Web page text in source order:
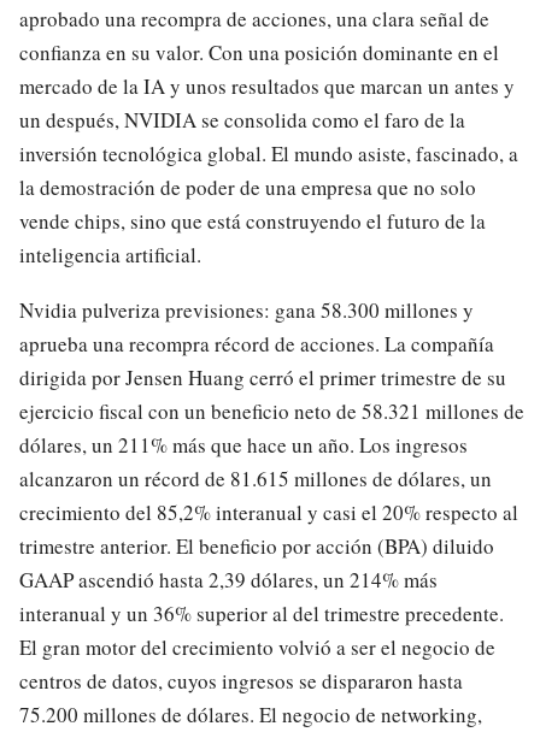
aprobado una recompra de acciones, una clara señal de
confianza en su valor. Con una posición dominante en el
mercado de la IA y unos resultados que marcan un antes y
un después, NVIDIA se consolida como el faro de la
inversión tecnológica global. El mundo asiste, fascinado, a
la demostración de poder de una empresa que no solo
vende chips, sino que está construyendo el futuro de la
inteligencia artificial.
Nvidia pulveriza previsiones: gana 58.300 millones y
aprueba una recompra récord de acciones. La compañía
dirigida por Jensen Huang cerró el primer trimestre de su
ejercicio fiscal con un beneficio neto de 58.321 millones de
dólares, un 211% más que hace un año. Los ingresos
alcanzaron un récord de 81.615 millones de dólares, un
crecimiento del 85,2% interanual y casi el 20% respecto al
trimestre anterior. El beneficio por acción (BPA) diluido
GAAP ascendió hasta 2,39 dólares, un 214% más
interanual y un 36% superior al del trimestre precedente.
El gran motor del crecimiento volvió a ser el negocio de
centros de datos, cuyos ingresos se dispararon hasta
75.200 millones de dólares. El negocio de networking,